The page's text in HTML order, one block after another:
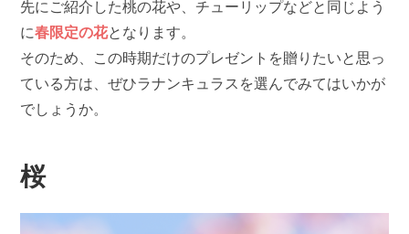
先にご紹介した桃の花や、チューリップなどと同じよう
に春限定の花となります。
そのため、この時期だけのプレゼントを贈りたいと思っ
ている方は、ぜひラナンキュラスを選んでみてはいかが
でしょうか。
桜